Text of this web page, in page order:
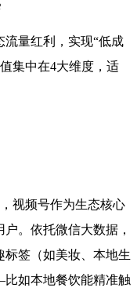
流量红利，实现“低成
集中在4大维度，适
视频号作为生态核心
。依托微信大数据，
签（如美妆、本地生
如本地餐饮能精准触